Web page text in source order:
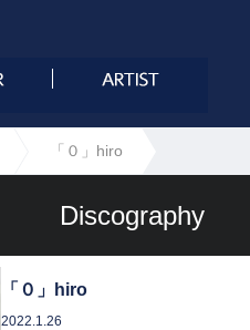
「０」hiro
Discography
「０」hiro
2022.1.26